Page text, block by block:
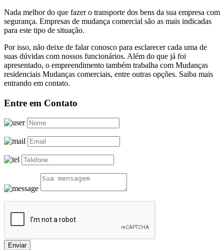
Nada melhor do que fazer o transporte dos bens da sua empresa com
segurança. Empresas de mudança comercial são as mais indicadas
para este tipo de situação.
Por isso, não deixe de falar conosco para esclarecer cada uma de
suas dúvidas com nossos funcionários. Além do que já foi
apresentado, o empreendimento também trabalha com Mudanças
residenciais Mudanças comerciais, entre outras opções. Saiba mais
entrando em contato.
Entre em Contato
Enviar